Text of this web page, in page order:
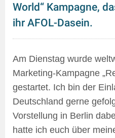
World“ Kampagne,
ihr AFOL-Dasein.
Am Dienstag wurde
Marketing-Kampagne
gestartet. Ich bin der
Deutschland gerne
Vorstellung in Berlin
hatte ich euch über